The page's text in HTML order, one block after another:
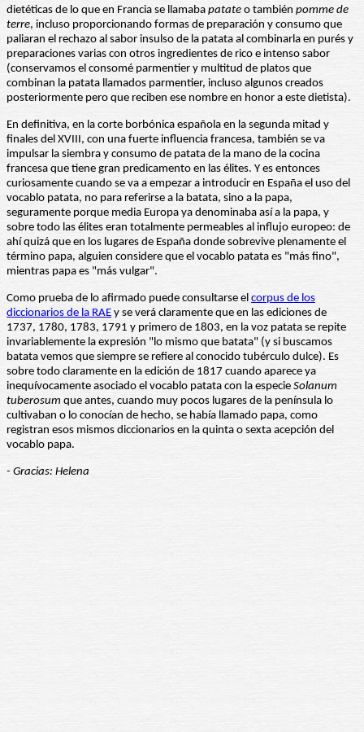
dietéticas de lo que en Francia se llamaba patate o también pomme de
terre, incluso proporcionando formas de preparación y consumo que
paliaran el rechazo al sabor insulso de la patata al combinarla en purés y
preparaciones varias con otros ingredientes de rico e intenso sabor
(conservamos el consomé parmentier y multitud de platos que
combinan la patata llamados parmentier, incluso algunos creados
posteriormente pero que reciben ese nombre en honor a este dietista).
En definitiva, en la corte borbónica española en la segunda mitad y
finales del XVIII, con una fuerte influencia francesa, también se va
impulsar la siembra y consumo de patata de la mano de la cocina
francesa que tiene gran predicamento en las élites. Y es entonces
curiosamente cuando se va a empezar a introducir en España el uso del
vocablo patata, no para referirse a la batata, sino a la papa,
seguramente porque media Europa ya denominaba así a la papa, y
sobre todo las élites eran totalmente permeables al influjo europeo: de
ahí quizá que en los lugares de España donde sobrevive plenamente el
término papa, alguien considere que el vocablo patata es "más fino",
mientras papa es "más vulgar".
Como prueba de lo afirmado puede consultarse el corpus de los
diccionarios de la RAE y se verá claramente que en las ediciones de
1737, 1780, 1783, 1791 y primero de 1803, en la voz patata se repite
invariablemente la expresión "lo mismo que batata" (y si buscamos
batata vemos que siempre se refiere al conocido tubérculo dulce). Es
sobre todo claramente en la edición de 1817 cuando aparece ya
inequívocamente asociado el vocablo patata con la especie Solanum
tuberosum que antes, cuando muy pocos lugares de la península lo
cultivaban o lo conocían de hecho, se había llamado papa, como
registran esos mismos diccionarios en la quinta o sexta acepción del
vocablo papa.
- Gracias: Helena